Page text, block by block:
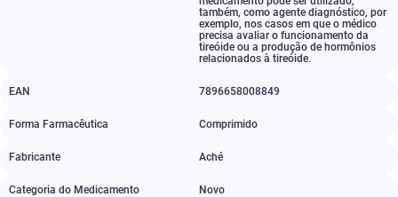
também, como agente diagnóstico, por
exemplo, nos casos em que o médico
precisa avaliar o funcionamento da
tireóide ou a produção de hormônios
relacionados à tireóide.
EAN 7896658008849
Forma Farmacêutica Comprimido
Fabricante Aché
Categoria do Medicamento Novo